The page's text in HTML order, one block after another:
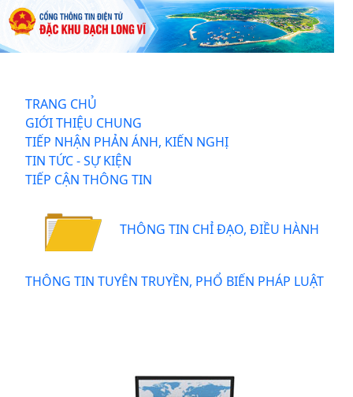
TRANG CHỦ
GIỚI THIỆU CHUNG
TIẾP NHẬN PHẢN ÁNH, KIẾN NGHỊ
TIN TỨC - SỰ KIỆN
TIẾP CẬN THÔNG TIN
THÔNG TIN CHỈ ĐẠO, ĐIỀU HÀNH
THÔNG TIN TUYÊN TRUYỀN, PHỔ BIẾN PHÁP LUẬT